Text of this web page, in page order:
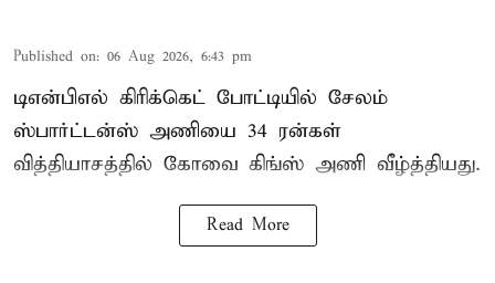
Published on: 06 Aug 2026, 6:43 pm
டிஎன்பிஎல் கிரிக்கெட் போட்டியில் சேலம்
ஸ்பார்ட்டன்ஸ் அணியை 34 ரன்கள்
வித்தியாசத்தில் கோவை கிங்ஸ் அணி வீழ்த்தியது.
Read More